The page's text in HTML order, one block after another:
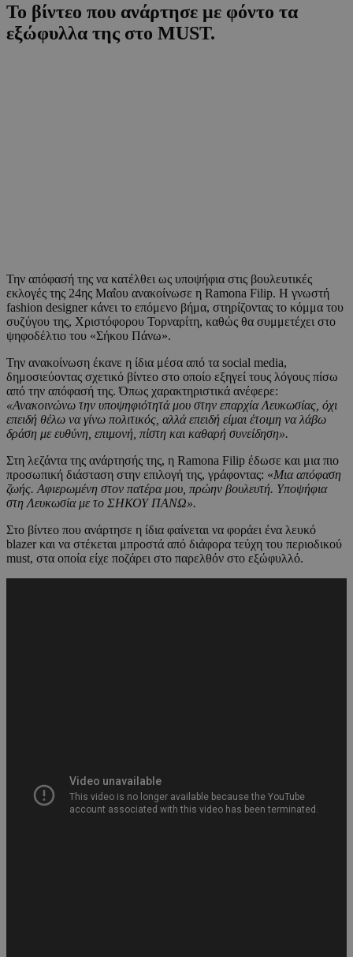
Το βίντεο που ανάρτησε με φόντο τα
εξώφυλλα της στο MUST.
Την απόφασή της να κατέλθει ως υποψήφια στις βουλευτικές
εκλογές της 24ης Μαΐου ανακοίνωσε η Ramona Filip. Η γνωστή
fashion designer κάνει το επόμενο βήμα, στηρίζοντας το κόμμα του
συζύγου της, Χριστόφορου Τορναρίτη, καθώς θα συμμετέχει στο
ψηφοδέλτιο του «Σήκου Πάνω».
Την ανακοίνωση έκανε η ίδια μέσα από τα social media,
δημοσιεύοντας σχετικό βίντεο στο οποίο εξηγεί τους λόγους πίσω
από την απόφασή της. Όπως χαρακτηριστικά ανέφερε:
«Ανακοινώνω την υποψηφιότητά μου στην επαρχία Λευκωσίας, όχι
επειδή θέλω να γίνω πολιτικός, αλλά επειδή είμαι έτοιμη να λάβω
δράση με ευθύνη, επιμονή, πίστη και καθαρή συνείδηση».
Στη λεζάντα της ανάρτησής της, η Ramona Filip έδωσε και μια πιο
προσωπική διάσταση στην επιλογή της, γράφοντας: «Μια απόφαση
ζωής. Αφιερωμένη στον πατέρα μου, πρώην βουλευτή. Υποψήφια
στη Λευκωσία με το ΣΗΚΟΥ ΠΑΝΩ».
Στο βίντεο που ανάρτησε η ίδια φαίνεται να φοράει ένα λευκό
blazer και να στέκεται μπροστά από διάφορα τεύχη του περιοδικού
must, στα οποία είχε ποζάρει στο παρελθόν στο εξώφυλλό.